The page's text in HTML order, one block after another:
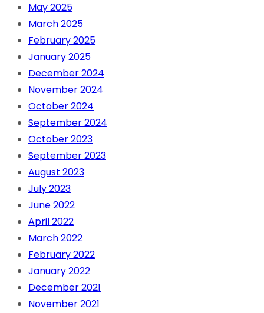
May 2025
March 2025
February 2025
January 2025
December 2024
November 2024
October 2024
September 2024
October 2023
September 2023
August 2023
July 2023
June 2022
April 2022
March 2022
February 2022
January 2022
December 2021
November 2021